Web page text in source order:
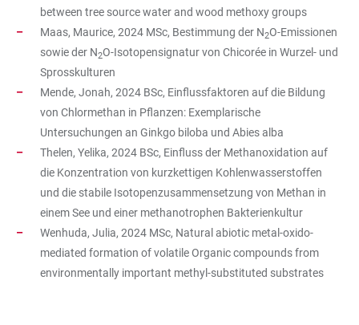
between tree source water and wood methoxy groups
Maas, Maurice, 2024 MSc, Bestimmung der N2O-Emissionen
sowie der N2O-Isotopensignatur von Chicorée in Wurzel- und
Sprosskulturen
Mende, Jonah, 2024 BSc, Einflussfaktoren auf die Bildung
von Chlormethan in Pflanzen: Exemplarische
Untersuchungen an Ginkgo biloba und Abies alba
Thelen, Yelika, 2024 BSc, Einfluss der Methanoxidation auf
die Konzentration von kurzkettigen Kohlenwasserstoffen
und die stabile Isotopenzusammensetzung von Methan in
einem See und einer methanotrophen Bakterienkultur
Wenhuda, Julia, 2024 MSc, Natural abiotic metal-oxido-
mediated formation of volatile Organic compounds from
environmentally important methyl-substituted substrates